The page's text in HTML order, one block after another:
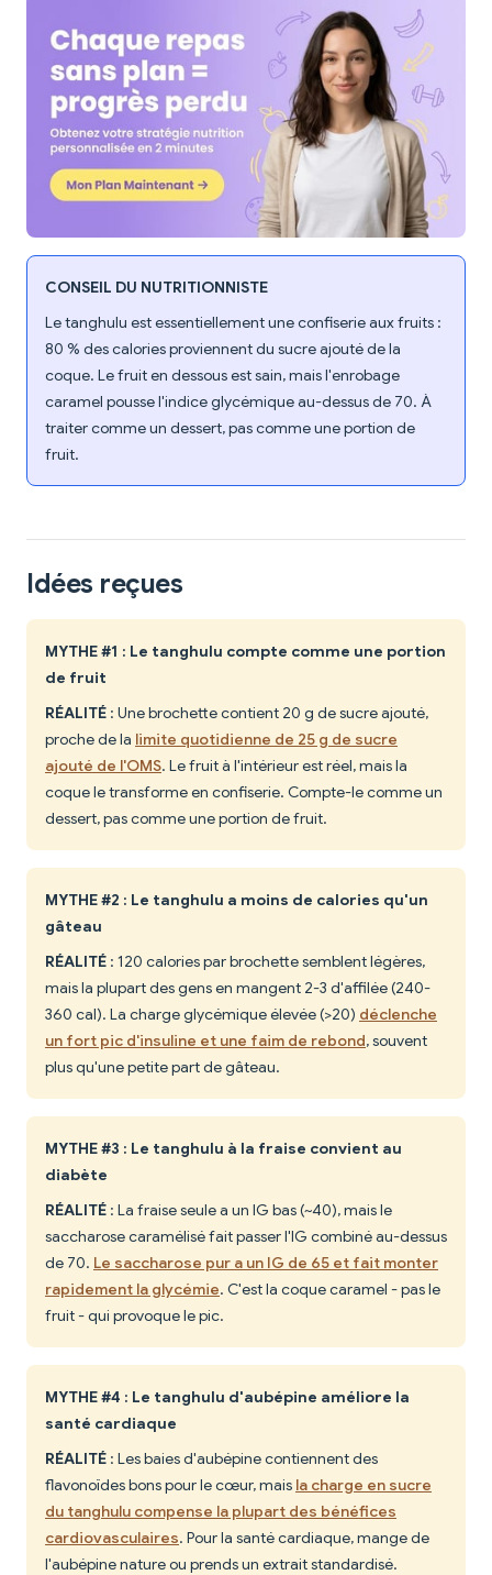
CONSEIL DU NUTRITIONNISTE
Le tanghulu est essentiellement une confiserie aux fruits :
80 % des calories proviennent du sucre ajouté de la
coque. Le fruit en dessous est sain, mais l'enrobage
caramel pousse l'indice glycémique au-dessus de 70. À
traiter comme un dessert, pas comme une portion de
fruit.
Idées reçues
MYTHE #1 : Le tanghulu compte comme une portion
de fruit
RÉALITÉ : Une brochette contient 20 g de sucre ajouté,
proche de la limite quotidienne de 25 g de sucre
ajouté de l'OMS. Le fruit à l'intérieur est réel, mais la
coque le transforme en confiserie. Compte-le comme un
dessert, pas comme une portion de fruit.
MYTHE #2 : Le tanghulu a moins de calories qu'un
gâteau
RÉALITÉ : 120 calories par brochette semblent légères,
mais la plupart des gens en mangent 2-3 d'affilée (240-
360 cal). La charge glycémique élevée (>20) déclenche
un fort pic d'insuline et une faim de rebond, souvent
plus qu'une petite part de gâteau.
MYTHE #3 : Le tanghulu à la fraise convient au
diabète
RÉALITÉ : La fraise seule a un IG bas (~40), mais le
saccharose caramélisé fait passer l'IG combiné au-dessus
de 70. Le saccharose pur a un IG de 65 et fait monter
rapidement la glycémie. C'est la coque caramel - pas le
fruit - qui provoque le pic.
MYTHE #4 : Le tanghulu d'aubépine améliore la
santé cardiaque
RÉALITÉ : Les baies d'aubépine contiennent des
flavonoïdes bons pour le cœur, mais la charge en sucre
du tanghulu compense la plupart des bénéfices
cardiovasculaires. Pour la santé cardiaque, mange de
l'aubépine nature ou prends un extrait standardisé.